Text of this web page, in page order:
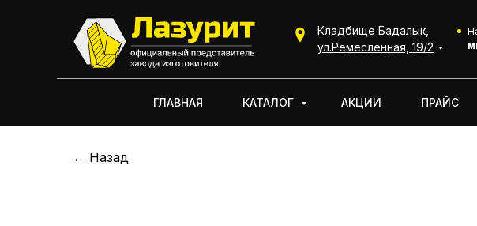
Кладбище Бадалык,
ул.Ремесленная, 19/2
АКЦИИ УСЛУГИ
КАТАЛОГ
ГЛАВНАЯ КАТАЛОГ АКЦИИ ПРАЙС
← Назад